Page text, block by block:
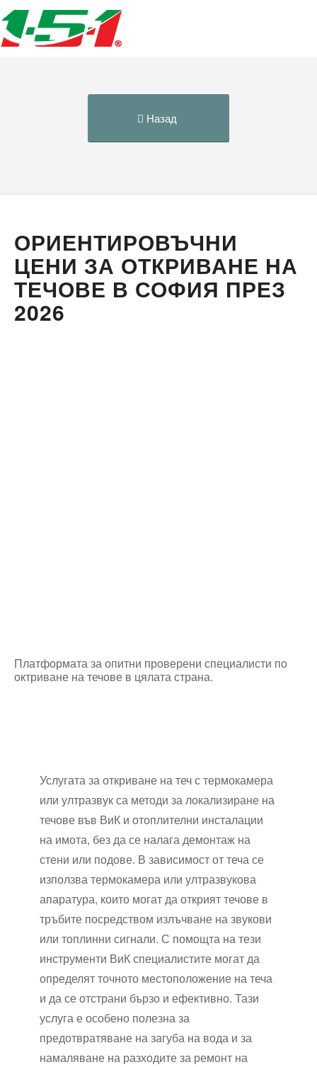
Назад
ОРИЕНТИРОВЪЧНИ
ЦЕНИ ЗА ОТКРИВАНЕ НА
ТЕЧОВЕ В СОФИЯ ПРЕЗ
2026
Платформата за опитни проверени специалисти по
октриване на течове в цялата страна.
Услугата за откриване на теч с термокамера
или ултразвук са методи за локализиране на
течове във ВиК и отоплителни инсталации
на имота, без да се налага демонтаж на
стени или подове. В зависимост от теча се
използва термокамера или ултразвукова
апаратура, които могат да открият течове в
тръбите посредством излъчване на звукови
или топлинни сигнали. С помощта на тези
инструменти ВиК специалистите могат да
определят точното местоположение на теча
и да се отстрани бързо и ефективно. Тази
услуга е особено полезна за
предотвратяване на загуба на вода и за
намаляване на разходите за ремонт на